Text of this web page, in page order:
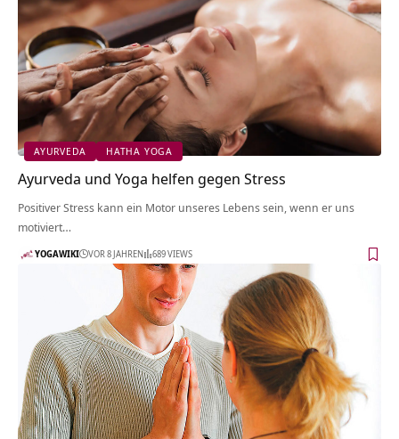
AYURVEDA HATHA YOGA
Ayurveda und Yoga helfen gegen Stress
Positiver Stress kann ein Motor unseres Lebens sein, wenn er uns
motiviert…
YOGAWIKI VOR 8 JAHREN 689 VIEWS